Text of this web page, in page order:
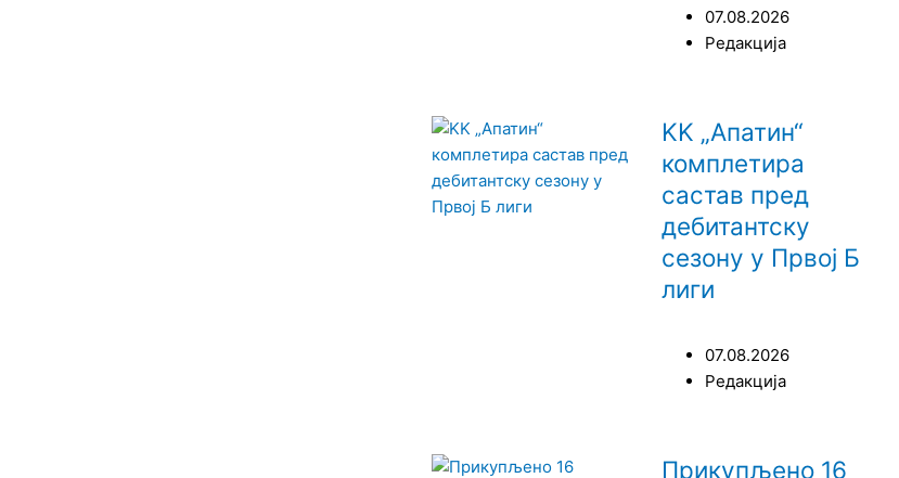
07.08.2026
Редакција
KK „Апатин“
комплетира
састав пред
дебитантску
сезону у Првој Б
лиги
07.08.2026
Редакција
Прикупљено 16